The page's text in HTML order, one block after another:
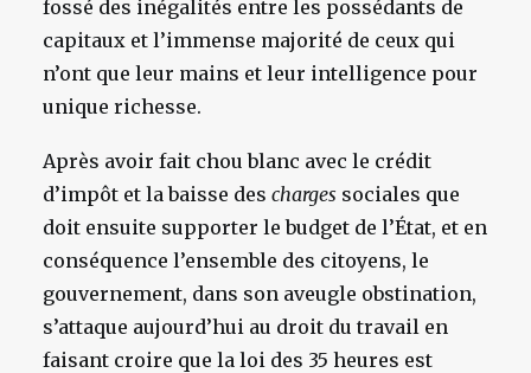
fossé des inégalités entre les possédants de
capitaux et l’immense majorité de ceux qui
n’ont que leur mains et leur intelligence pour
unique richesse.
Après avoir fait chou blanc avec le crédit
d’impôt et la baisse des charges sociales que
doit ensuite supporter le budget de l’État, et en
conséquence l’ensemble des citoyens, le
gouvernement, dans son aveugle obstination,
s’attaque aujourd’hui au droit du travail en
faisant croire que la loi des 35 heures est